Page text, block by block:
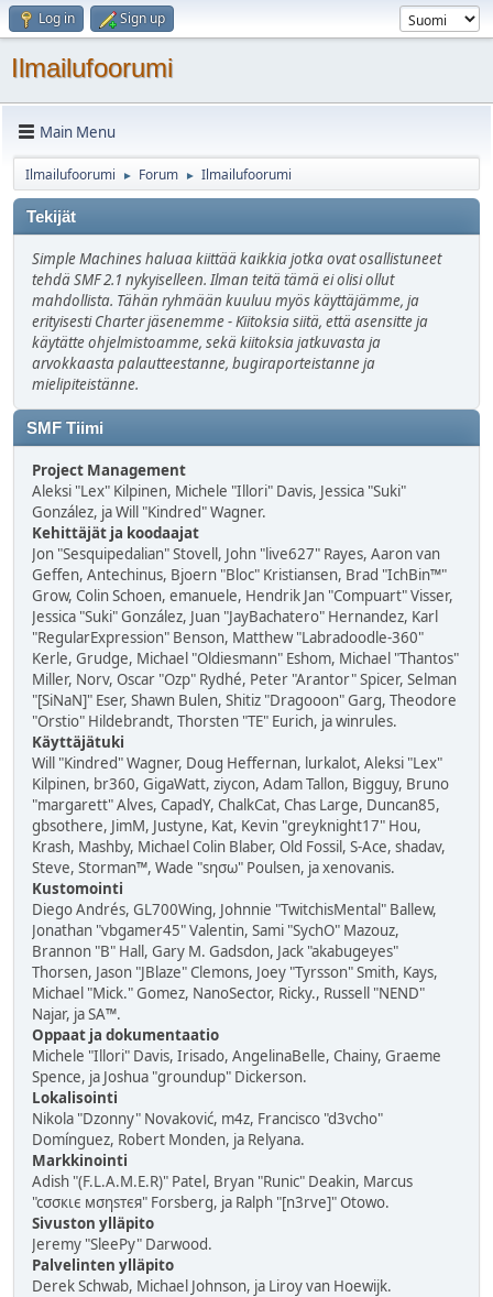
Log in Sign up
Ilmailufoorumi
Main Menu
Ilmailufoorumi ► Forum ► Ilmailufoorumi
Tekijät
Simple Machines haluaa kiittää kaikkia jotka ovat osallistuneet
tehdä SMF 2.1 nykyiselleen. Ilman teitä tämä ei olisi ollut
mahdollista. Tähän ryhmään kuuluu myös käyttäjämme, ja
erityisesti Charter jäsenemme - Kiitoksia siitä, että asensitte ja
käytätte ohjelmistoamme, sekä kiitoksia jatkuvasta ja
arvokkaasta palautteestanne, bugiraporteistanne ja
mielipiteistänne.
SMF Tiimi
Project Management
Aleksi "Lex" Kilpinen, Michele "Illori" Davis, Jessica "Suki"
González, ja Will "Kindred" Wagner.
Kehittäjät ja koodaajat
Jon "Sesquipedalian" Stovell, John "live627" Rayes, Aaron van
Geffen, Antechinus, Bjoern "Bloc" Kristiansen, Brad "IchBin™"
Grow, Colin Schoen, emanuele, Hendrik Jan "Compuart" Visser,
Jessica "Suki" González, Juan "JayBachatero" Hernandez, Karl
"RegularExpression" Benson, Matthew "Labradoodle-360"
Kerle, Grudge, Michael "Oldiesmann" Eshom, Michael "Thantos"
Miller, Norv, Oscar "Ozp" Rydhé, Peter "Arantor" Spicer, Selman
"[SiNaN]" Eser, Shawn Bulen, Shitiz "Dragooon" Garg, Theodore
"Orstio" Hildebrandt, Thorsten "TE" Eurich, ja winrules.
Käyttäjätuki
Will "Kindred" Wagner, Doug Heffernan, lurkalot, Aleksi "Lex"
Kilpinen, br360, GigaWatt, ziycon, Adam Tallon, Bigguy, Bruno
"margarett" Alves, CapadY, ChalkCat, Chas Large, Duncan85,
gbsothere, JimM, Justyne, Kat, Kevin "greyknight17" Hou,
Krash, Mashby, Michael Colin Blaber, Old Fossil, S-Ace, shadav,
Steve, Storman™, Wade "sησω" Poulsen, ja xenovanis.
Kustomointi
Diego Andrés, GL700Wing, Johnnie "TwitchisMental" Ballew,
Jonathan "vbgamer45" Valentin, Sami "SychO" Mazouz,
Brannon "B" Hall, Gary M. Gadsdon, Jack "akabugeyes"
Thorsen, Jason "JBlaze" Clemons, Joey "Tyrsson" Smith, Kays,
Michael "Mick." Gomez, NanoSector, Ricky., Russell "NEND"
Najar, ja SA™.
Oppaat ja dokumentaatio
Michele "Illori" Davis, Irisado, AngelinaBelle, Chainy, Graeme
Spence, ja Joshua "groundup" Dickerson.
Lokalisointi
Nikola "Dzonny" Novaković, m4z, Francisco "d3vcho"
Domínguez, Robert Monden, ja Relyana.
Markkinointi
Adish "(F.L.A.M.E.R)" Patel, Bryan "Runic" Deakin, Marcus
"cσσкιє мσηѕтєя" Forsberg, ja Ralph "[n3rve]" Otowo.
Sivuston ylläpito
Jeremy "SleePy" Darwood.
Palvelinten ylläpito
Derek Schwab, Michael Johnson, ja Liroy van Hoewijk.